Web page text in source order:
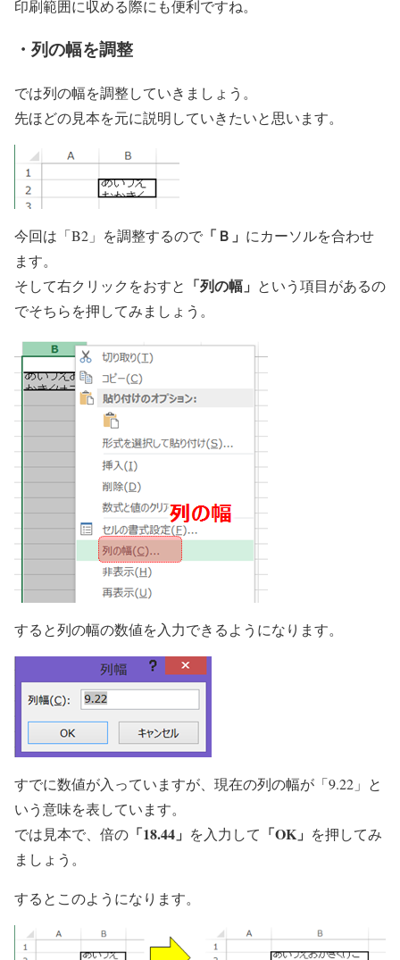
印刷範囲に収める際にも便利ですね。
・列の幅を調整
では列の幅を調整していきましょう。
先ほどの見本を元に説明していきたいと思います。
今回は「B2」を調整するので 「Ｂ」 にカーソルを合わせ
ます。
そして右クリックをおすと 「列の幅」 という項目があるの
でそちらを押してみましょう。
すると列の幅の数値を入力できるようになります。
すでに数値が入っていますが、現在の列の幅が「9.22」と
いう意味を表しています。
では見本で、倍の 「18.44」 を入力して 「OK」 を押してみ
ましょう。
するとこのようになります。